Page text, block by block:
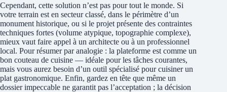
Cependant, cette solution n’est pas pour tout le monde. Si
votre terrain est en secteur classé, dans le périmètre d’un
monument historique, ou si le projet présente des contraintes
techniques fortes (volume atypique, topographie complexe),
mieux vaut faire appel à un architecte ou à un professionnel
local. Pour résumer par analogie : la plateforme est comme un
bon couteau de cuisine — idéale pour les tâches courantes,
mais vous aurez besoin d’un outil spécialisé pour cuisiner un
plat gastronomique. Enfin, gardez en tête que même un
dossier impeccable ne garantit pas l’acceptation ; la décision